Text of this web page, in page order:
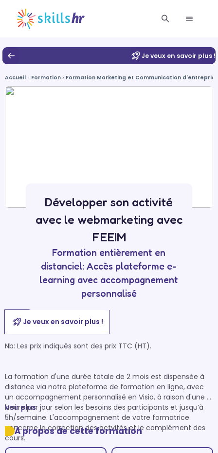
Je veux en savoir plus !
Accueil Formation Formation Marketing et Communication d'entreprise
Développer son activité
avec le webmarketing avec
FEEIM
Formation entièrement en
distanciel: Accès plateforme e-
learning avec accompagnement
personnalisé
Je veux en savoir plus !
Nb: Les prix indiqués sont des prix TTC (HT).
La formation d'une durée totale de 2 mois est dispensée à
distance via notre plateforme de formation en ligne, avec
un accompagnement personnalisé en Visio, à raison d'une
heure par jour selon les besoins des participants et jusqu’à
5h/semaine. L'accompagnement de votre formatrice
concerne la correction des actvités et le complément des
cours.
Voir plus
À propos de cette formation